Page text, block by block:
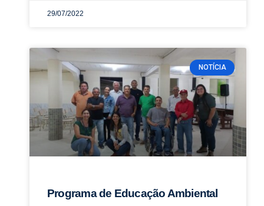
29/07/2022
NOTÍCIA
Programa de Educação Ambiental